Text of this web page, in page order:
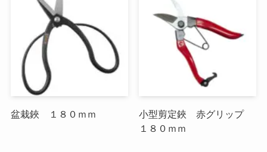
盆栽鋏 １８０ｍｍ
小型剪定鋏 赤グリップ
１８０ｍｍ